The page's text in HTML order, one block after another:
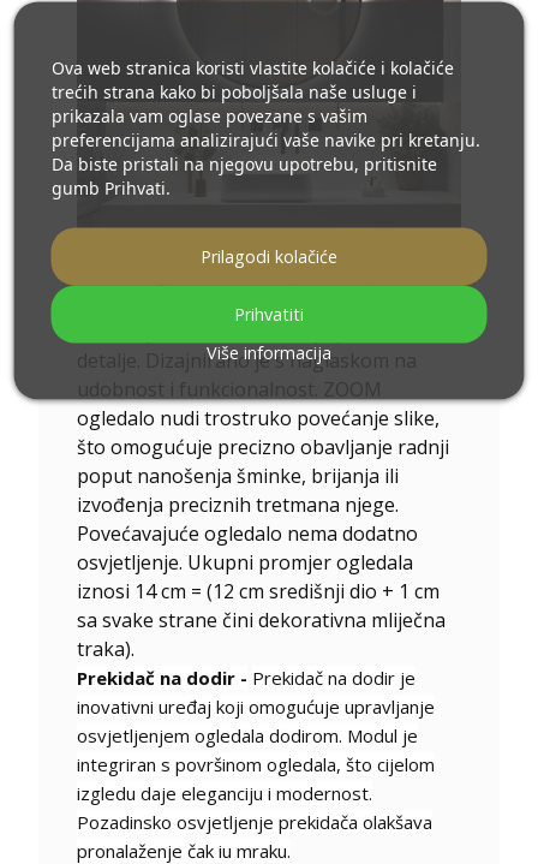
ZOOM ogledalo -Ovo povećavajuće
ogledalo ugrađeno u glavno ogledalo
detalje. Dizajnirano je s naglaskom na
ogledalo nudi trostruko povećanje slike,
što omogućuje precizno obavljanje radnji
poput nanošenja šminke, brijanja ili
izvođenja preciznih tretmana njege.
Povećavajuće ogledalo nema dodatno
osvjetljenje. Ukupni promjer ogledala
iznosi 14 cm = (12 cm središnji dio + 1 cm
sa svake strane čini dekorativna mliječna
traka).
Prekidač na dodir - Prekidač na dodir je
inovativni uređaj koji omogućuje upravljanje
osvjetljenjem ogledala dodirom. Modul je
integriran s površinom ogledala, što cijelom
izgledu daje eleganciju i modernost.
Pozadinsko osvjetljenje prekidača olakšava
pronalaženje čak iu mraku.
Ova web stranica koristi vlastite kolačiće i kolačiće
trećih strana kako bi poboljšala naše usluge i
prikazala vam oglase povezane s vašim
preferencijama analizirajući vaše navike pri kretanju.
Da biste pristali na njegovu upotrebu, pritisnite
gumb Prihvati.
Više informacija
Prilagodi kolačiće
Prihvatiti